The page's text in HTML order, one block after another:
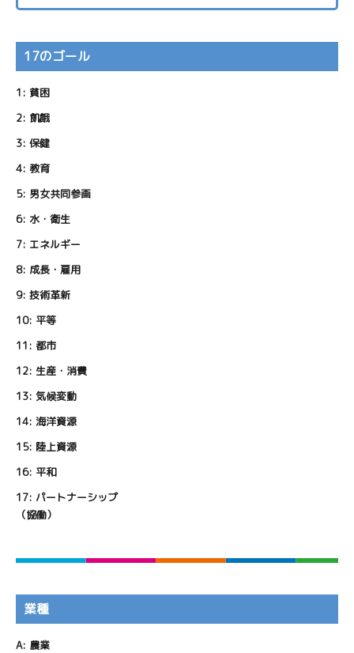
17のゴール
1: 貧困
2: 飢餓
3: 保健
4: 教育
5: 男女共同参画
6: 水・衛生
7: エネルギー
8: 成長・雇用
9: 技術革新
10: 平等
11: 都市
12: 生産・消費
13: 気候変動
14: 海洋資源
15: 陸上資源
16: 平和
17: パートナーシップ
（協働）
業種
A: 農業